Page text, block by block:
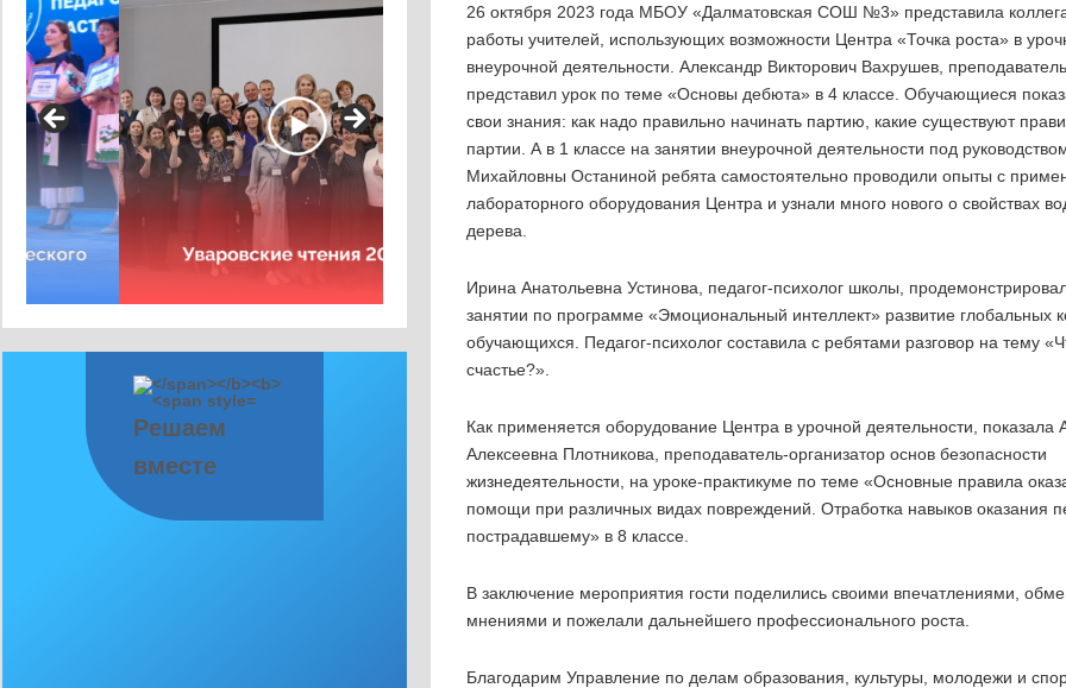
Решаем
вместе
26 октября 2023 года МБОУ «Далматовская СОШ №3» представила
работы учителей, использующих возможности Центра «Точка роста» в
внеурочной деятельности. Александр Викторович Вахрушев,
представил урок по теме «Основы дебюта» в 4 классе. Обучающиеся
свои знания: как надо правильно начинать партию, какие существуют
партии. А в 1 классе на занятии внеурочной деятельности под
Михайловны Останиной ребята самостоятельно проводили опыты с
лабораторного оборудования Центра и узнали много нового о свойствах
дерева.
Ирина Анатольевна Устинова, педагог-психолог школы,
занятии по программе «Эмоциональный интеллект» развитие глобальных
обучающихся. Педагог-психолог составила с ребятами разговор на тему
счастье?».
Как применяется оборудование Центра в урочной деятельности, показала
Алексеевна Плотникова, преподаватель-организатор основ безопасности
жизнедеятельности, на уроке-практикуме по теме «Основные правила
помощи при различных видах повреждений. Отработка навыков оказания
пострадавшему» в 8 классе.
В заключение мероприятия гости поделились своими впечатлениями,
мнениями и пожелали дальнейшего профессионального роста.
Благодарим Управление по делам образования, культуры, молодежи и